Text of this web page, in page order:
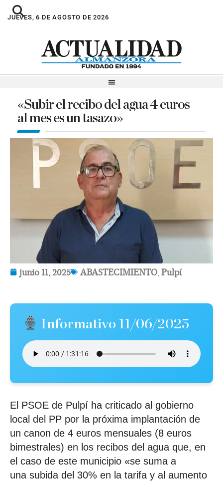
JUEVES, 6 DE AGOSTO DE 2026
«Subir el recibo del agua 4 euros
al mes es un tasazo»
junio 11, 2025 ABASTECIMIENTO Pulpí
Informativo 11/06/2025
El PSOE de Pulpí ha criticado al gobierno
local del PP por la próxima implantación de
un canon de 4 euros mensuales (8 euros
bimestrales) en los recibos del agua que, en
el caso de este municipio «se suma a
una subida del 30% en la tarifa y al aumento